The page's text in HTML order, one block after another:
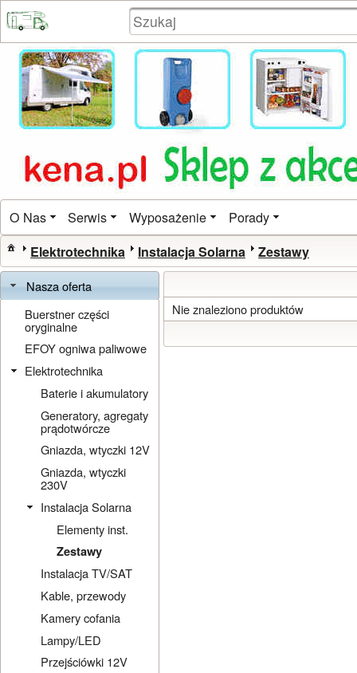
O Nas Serwis Wyposażenie Porady
Elektrotechnika Instalacja Solarna Zestawy
Nasza oferta
Buerstner części
oryginalne
EFOY ogniwa paliwowe
Elektrotechnika
Baterie i akumulatory
Generatory, agregaty
prądotwórcze
Gniazda, wtyczki 12V
Gniazda, wtyczki
230V
Instalacja Solarna
Elementy inst.
Zestawy
Instalacja TV/SAT
Kable, przewody
Kamery cofania
Lampy/LED
Przejściówki 12V
Nie znaleziono produktów